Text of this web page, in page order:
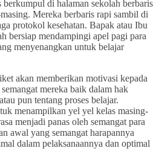
di halaman sekolah berbaris
Mereka berbaris rapi sambil di
protokol kesehatan. Bapak atau Ibu
bersiap mendampingi apel pagi para
menyenangkan untuk belajar
akan memberikan motivasi kepada
mereka baik dalam hak
pun tentang proses belajar.
menampilkan yel yel kelas masing-
menjadi panas oleh semangat para
awal yang semangat harapannya
dalam pelaksanaannya dan optimal